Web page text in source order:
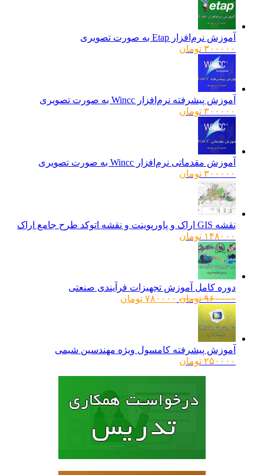
آموزش نرم‌افزار Etap به صورت تصویری
۳۰۰۰۰۰ تومان
آموزش پیشرفته نرم‌افزار Wincc به صورت تصویری
۳۰۰۰۰۰ تومان
آموزش مقدماتی نرم‌افزار Wincc به صورت تصویری
۳۰۰۰۰۰ تومان
نقشه GIS اراک و پاورپوینت و نقشه اتوکد طرح جامع اراک
۱۴۸۰۰۰ تومان
دوره کامل آموزش تجهیزات فرآیندی صنعتی
۹۶۰۰۰۰ تومانقیمت
۷۸۰۰۰۰ تومانقیمت
آموزش پیشرفته کامسول ویژه مهندسین شیمی
۲۵۰۰۰۰ تومان